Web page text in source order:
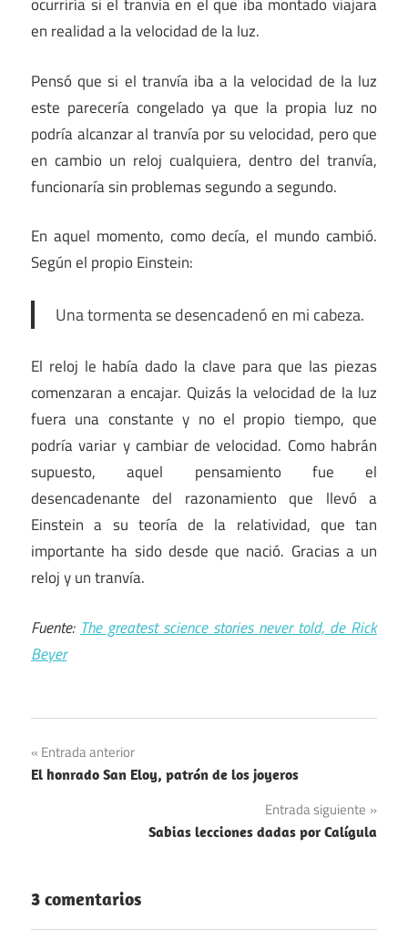
ocurriría si el tranvía en el que iba montado viajara
en realidad a la velocidad de la luz.
Pensó que si el tranvía iba a la velocidad de la luz
este parecería congelado ya que la propia luz no
podría alcanzar al tranvía por su velocidad, pero que
en cambio un reloj cualquiera, dentro del tranvía,
funcionaría sin problemas segundo a segundo.
En aquel momento, como decía, el mundo cambió.
Según el propio Einstein:
Una tormenta se desencadenó en mi cabeza.
El reloj le había dado la clave para que las piezas
comenzaran a encajar. Quizás la velocidad de la luz
fuera una constante y no el propio tiempo, que
podría variar y cambiar de velocidad. Como habrán
supuesto, aquel pensamiento fue el
desencadenante del razonamiento que llevó a
Einstein a su teoría de la relatividad, que tan
importante ha sido desde que nació. Gracias a un
reloj y un tranvía.
Fuente: The greatest science stories never told, de Rick
Beyer
Navegación
de
Entrada anterior
El honrado San Eloy, patrón de los joyeros
Entrada siguiente
Sabias lecciones dadas por Calígula
3 comentarios